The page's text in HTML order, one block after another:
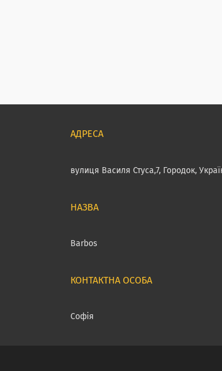
вулиця Василя Стуса,7, Городок,
Barbos
Софія